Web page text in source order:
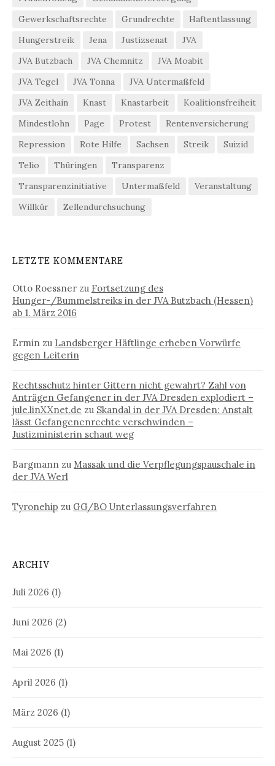
Gewerkschaftsrechte
Grundrechte
Haftentlassung
Hungerstreik
Jena Justizsenat
JVA
JVA Butzbach
JVA Chemnitz
JVA Moabit
JVA Tegel
JVA Tonna
JVA Untermaßfeld
JVA Zeithain
Knast Knastarbeit
Koalitionsfreiheit
Mindestlohn
Page Protest
Rentenversicherung
Repression
Rote Hilfe Sachsen Streik
Suizid
Telio
Thüringen
Transparenz
Transparenzinitiative
Untermaßfeld
Veranstaltung
Willkür
Zellendurchsuchung
LETZTE KOMMENTARE
Otto Roessner zu Fortsetzung des
Hunger-/Bummelstreiks in der JVA Butzbach (Hessen)
ab 1. März 2016
Ermin zu Landsberger Häftlinge erheben Vorwürfe
gegen Leiterin
Rechtsschutz hinter Gittern nicht gewahrt? Zahl von
Anträgen Gefangener in der JVA Dresden explodiert –
jule.linXXnet.de zu Skandal in der JVA Dresden: Anstalt
lässt Gefangenenrechte verschwinden –
Justizministerin schaut weg
Bargmann zu Massak und die Verpflegungspauschale in
der JVA Werl
Tyronehip zu GG/BO Unterlassungsverfahren
ARCHIV
Juli 2026 (1)
Juni 2026 (2)
Mai 2026 (1)
April 2026 (1)
März 2026 (1)
August 2025 (1)